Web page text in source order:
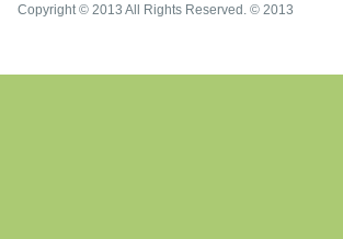
Copyright © 2013 All Rights Reserved. © 2013